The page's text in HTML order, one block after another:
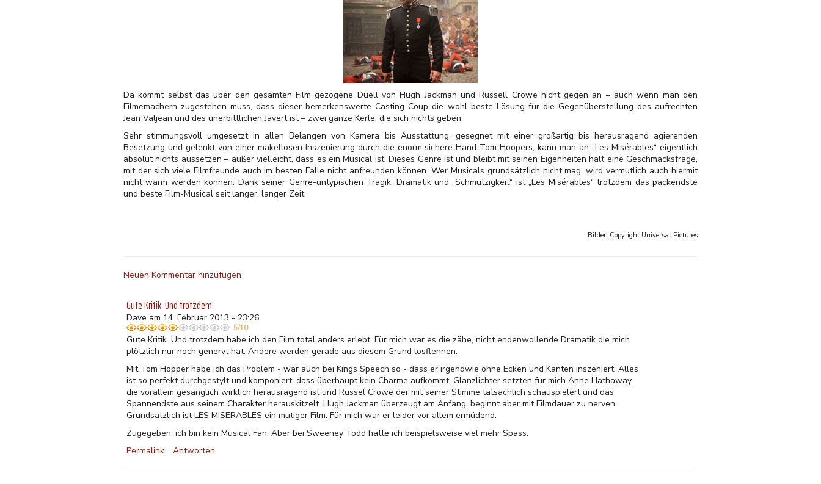
Da kommt selbst das über den gesamten Film gezogene Duell von Hugh Jackman und Russell Crowe nicht gegen an – auch wenn man den
Filmemachern zugestehen muss, dass dieser bemerkenswerte Casting-Coup die wohl beste Lösung für die Gegenüberstellung des aufrechten
Jean Valjean und des unerbittlichen Javert ist – zwei ganze Kerle, die sich nichts geben.
Sehr stimmungsvoll umgesetzt in allen Belangen von Kamera bis Ausstattung, gesegnet mit einer großartig bis herausragend agierenden
Besetzung und gelenkt von einer makellosen Inszenierung durch die enorm sichere Hand Tom Hoopers, kann man an „Les Misérables“ eigentlich
absolut nichts aussetzen – außer vielleicht, dass es ein Musical ist. Dieses Genre ist und bleibt mit seinen Eigenheiten halt eine Geschmacksfrage,
mit der sich viele Filmfreunde auch im besten Falle nicht anfreunden können. Wer Musicals grundsätzlich nicht mag, wird vermutlich auch hiermit
nicht warm werden können. Dank seiner Genre-untypischen Tragik, Dramatik und „Schmutzigkeit“ ist „Les Misérables“ trotzdem das packendste
und beste Film-Musical seit langer, langer Zeit.
Bilder: Copyright Universal Pictures
Neuen Kommentar hinzufügen
Gute Kritik. Und trotzdem
Dave am 14. Februar 2013 - 23:26
5/10
Gute Kritik. Und trotzdem habe ich den Film total anders erlebt. Für mich war es die zähe, nicht endenwollende Dramatik die mich
plötzlich nur noch genervt hat. Andere werden gerade aus diesem Grund losflennen.
Mit Tom Hopper habe ich das Problem - war auch bei Kings Speech so - dass er irgendwie ohne Ecken und Kanten inszeniert. Alles
ist so perfekt durchgestylt und komponiert, dass überhaupt kein Charme aufkommt. Glanzlichter setzten für mich Anne Hathaway,
die vorallem gesanglich wirklich herausragend ist und Russel Crowe der mit seiner Stimme tatsächlich schauspielert und das
Spannendste aus seinem Charakter herauskitzelt. Hugh Jackman überzeugt am Anfang, beginnt aber mit Filmdauer zu nerven.
Grundsätzlich ist LES MISERABLES ein mutiger Film. Für mich war er leider vor allem ermüdend.
Zugegeben, ich bin kein Musical Fan. Aber bei Sweeney Todd hatte ich beispielsweise viel mehr Spass.
Permalink
Antworten